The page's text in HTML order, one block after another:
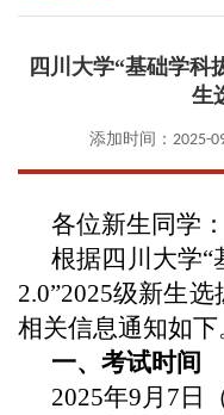
四川大学“基础学科
生
添加时间：2025-
各位新生同学：
根据四川大学“
2.0”2025级新生选
相关信息通知如下
一、 考试时间
2025年9月 7 日